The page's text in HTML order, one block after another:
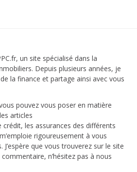
un site spécialisé dans la
Depuis plusieurs années, je
la finance et partage ainsi avec vous
pouvez vous poser en matière
articles
crédit, les assurances des différents
rigoureusement à vous
que vous trouverez sur le site
n’hésitez pas à nous